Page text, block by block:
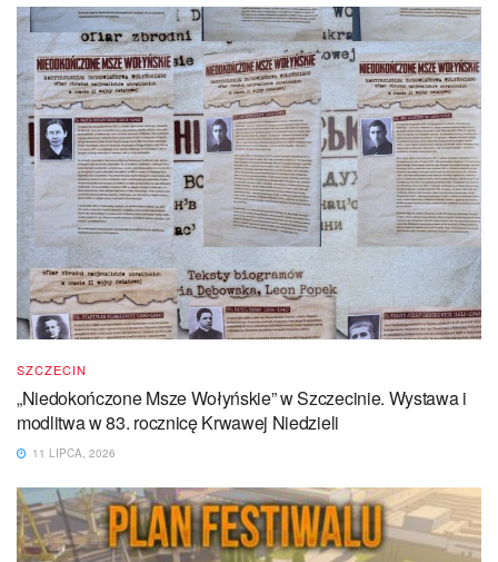
SZCZECIN
„Niedokończone Msze Wołyńskie” w Szczecinie. Wystawa i
modlitwa w 83. rocznicę Krwawej Niedzieli
11 LIPCA, 2026